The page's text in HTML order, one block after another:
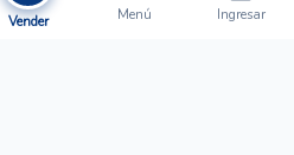
Vender Menú Ingresar